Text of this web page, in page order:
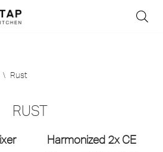
\ Rust
RUST
Harmonized 2x CE